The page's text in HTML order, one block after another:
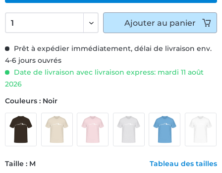
Prêt à expédier immédiatement, délai de livraison env.
4-6 jours ouvrés
Date de livraison avec livraison express: mardi 11 août
2026
Couleurs : Noir
Taille : M Tableau des tailles
Ajouter au panier